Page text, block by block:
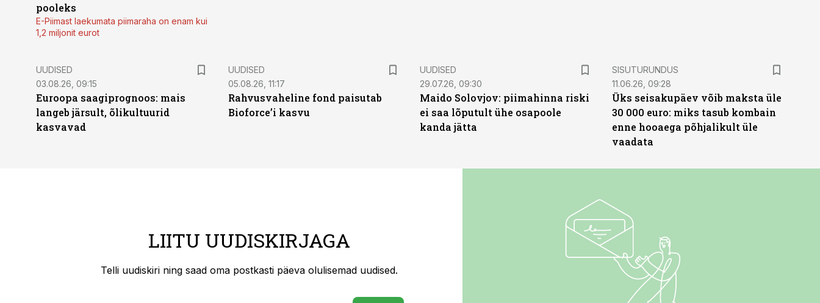
pooleks
E-Piimast laekumata piimaraha on enam kui
1,2 miljonit eurot
UUDISED
03.08.26, 09:15
Euroopa saagiprognoos: mais
langeb järsult, õlikultuurid
kasvavad
UUDISED
05.08.26, 11:17
Rahvusvaheline fond paisutab
Bioforce’i kasvu
UUDISED
29.07.26, 09:30
Maido Solovjov: piimahinna riski
ei saa lõputult ühe osapoole
kanda jätta
ST
SISUTURUNDUS
11.06.26, 09:28
Üks seisakupäev võib maksta üle
30 000 euro: miks tasub kombain
enne hooaega põhjalikult üle
vaadata
LIITU UUDISKIRJAGA
Telli uudiskiri ning saad oma postkasti päeva olulisemad uudised.